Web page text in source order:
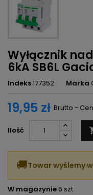
Wyłącznik
6kA SB6L
Indeks177352 Marka
19,95 zł Brutto -
Ilość
🚚Towar wyślemy
W magazynie 6 szt.